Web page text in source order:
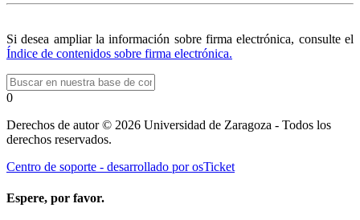
Si desea ampliar la información sobre firma electrónica, consulte el
Índice de contenidos sobre firma electrónica.
0
Derechos de autor © 2026 Universidad de Zaragoza - Todos los
derechos reservados.
Centro de soporte - desarrollado por osTicket
Espere, por favor.